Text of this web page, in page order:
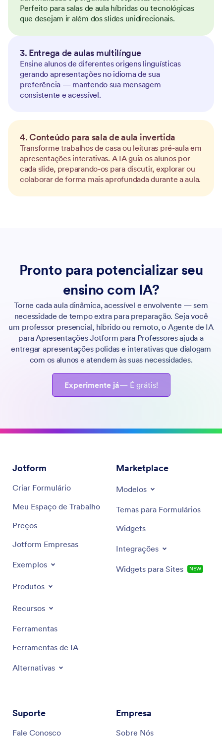
Perfeito para salas de aula híbridas ou tecnológicas
que desejam ir além dos slides unidirecionais.
3. Entrega de aulas multilíngue
Ensine alunos de diferentes origens linguísticas
gerando apresentações no idioma de sua
preferência — mantendo sua mensagem
consistente e acessível.
4. Conteúdo para sala de aula invertida
Transforme trabalhos de casa ou leituras pré-aula em
apresentações interativas. A IA guia os alunos por
cada slide, preparando-os para discutir, explorar ou
colaborar de forma mais aprofundada durante a aula.
Pronto para potencializar seu
ensino com IA?
Torne cada aula dinâmica, acessível e envolvente — sem
necessidade de tempo extra para preparação. Seja você
um professor presencial, híbrido ou remoto, o Agente de IA
para Apresentações Jotform para Professores ajuda a
entregar apresentações polidas e interativas que dialogam
com os alunos e atendem às suas necessidades.
Experimente já— É grátis!
Jotform
Criar Formulário
Meu Espaço de Trabalho
Preços
Jotform Empresas
Exemplos
Produtos
Recursos
Ferramentas
Ferramentas de IA
Alternativas
Marketplace
Modelos
Temas para Formulários
Widgets
Integrações
Widgets para Sites NEW
Suporte
Fale Conosco
Empresa
Sobre Nós